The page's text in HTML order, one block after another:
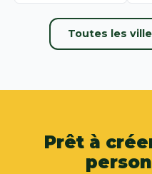
Toutes les
Prêt à